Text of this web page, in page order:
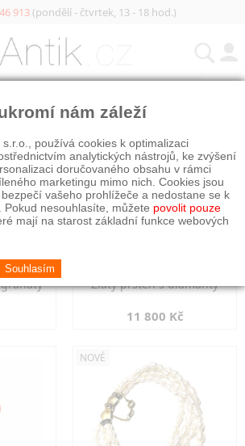
913(pondělí - čtvrtek, 13 - 18 hod.)
Zlatý prsten s diamanty
11 800 Kč
NOVÉ
nám záleží
používá cookies k optimalizaci
analytických nástrojů, ke zvýšení
doručovaného obsahu v rámci
marketingu mimo nich. Cookies jsou
vašeho prohlížeče a nedostane se k
Pokud nesouhlasíte, můžete povolit pouze
mají na starost základní funkce webových
Souhlasím